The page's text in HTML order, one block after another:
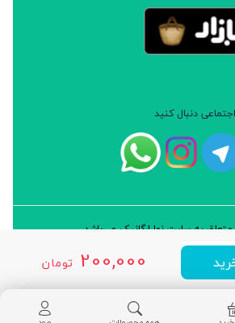
200,000 تومان
دنبال کنید
به سایت نوا ارگانیک می‌باشد.
پردازان سورن ایرانیان (نرم افزار سارب)